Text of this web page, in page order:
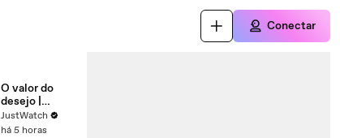
Conectar
O valor do
desejo |
movie | 2026 |
Official Trailer
JustWatch
há 5 horas